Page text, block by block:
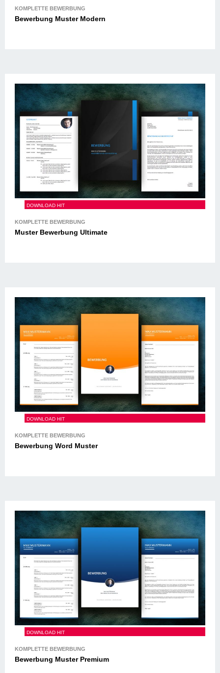
Bewerbung Muster Modern
Muster Bewerbung Ultimate
Bewerbung Word Muster
Bewerbung Muster Premium